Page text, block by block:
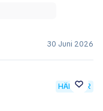
30 Juni 2026
HÄNDLER